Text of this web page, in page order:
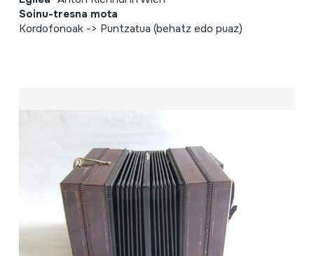
Soinu-tresna mota
Kordofonoak -> Puntzatua (behatz edo puaz)